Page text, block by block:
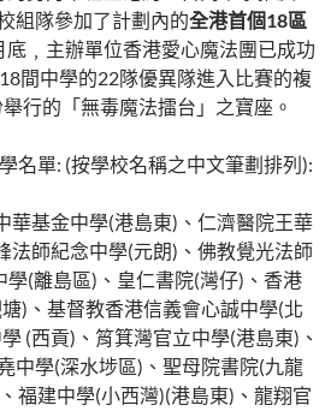
組隊參加了計劃內的全港首個18區
底﹐主辦單位香港愛心魔法團已成功
間中學的22隊優異隊進入比賽的複
行的「無毒魔法擂台」之寶座。
名單: (按學校名稱之中文筆劃排列):
華基金中學(港島東)、仁濟醫院王華
法師紀念中學(元朗)、佛教覺光法師
學(離島區)、皇仁書院(灣仔)、香港
)、基督教香港信義會心誠中學(北
(西貢)、筲箕灣官立中學(港島東)、
中學(深水埗區)、聖母院書院(九龍
福建中學(小西灣)(港島東)、龍翔官